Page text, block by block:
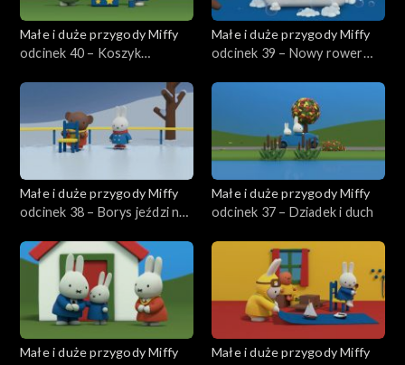
Małe i duże przygody Miffy
odcinek 40 – Koszyk
Małe i duże przygody Miffy
odcinek 39 – Nowy rower
Małe i duże przygody Miffy
odcinek 38 – Borys jeździ na
Małe i duże przygody Miffy
odcinek 37 – Dziadek i duch
Małe i duże przygody Miffy
Małe i duże przygody Miffy